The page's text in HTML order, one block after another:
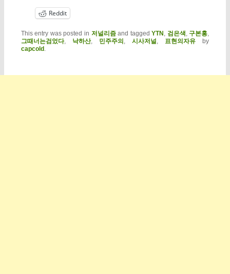
Reddit
This entry was posted in 저널리즘and taggedYTN , 검은색 , 구본홍,
그때너는검었다, 낙하산, 민주주의 ,시사저널, 표현의자유 by
capcold .